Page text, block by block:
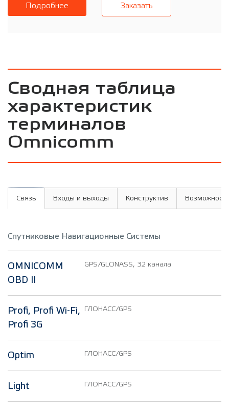
Подробнее Заказать
Сводная таблица
характеристик
терминалов
Omnicomm
Связь Входы и выходы Конструктив
Спутниковые Навигационные Системы
OMNICOMM
OBD II
GPS/GLONASS, 32 канала
Profi, Profi Wi-Fi,
Profi 3G
ГЛОНАСС/GPS
Optim ГЛОНАСС/GPS
Light ГЛОНАСС/GPS